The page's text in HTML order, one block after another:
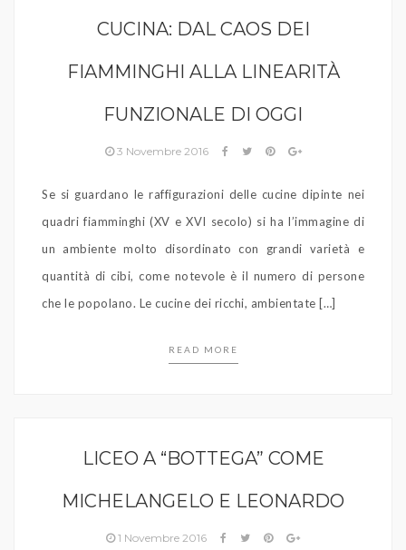
CUCINA: DAL CAOS DEI
FIAMMINGHI ALLA LINEARITÀ
FUNZIONALE DI OGGI
3 Novembre 2016
Se si guardano le raffigurazioni delle cucine dipinte nei
quadri fiamminghi (XV e XVI secolo) si ha l’immagine di
un ambiente molto disordinato con grandi varietà e
quantità di cibi, come notevole è il numero di persone
che le popolano. Le cucine dei ricchi, ambientate […]
READ MORE
LICEO A “BOTTEGA” COME
MICHELANGELO E LEONARDO
1 Novembre 2016